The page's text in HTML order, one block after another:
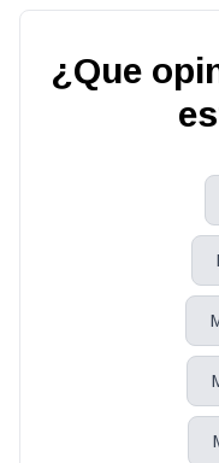
¿Que